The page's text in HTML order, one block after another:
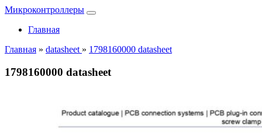
Микроконтроллеры
Главная
Главная » datasheet » 1798160000 datasheet
1798160000 datasheet